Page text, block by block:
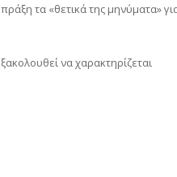
τα «θετικά της μηνύματα»
να χαρακτηρίζεται